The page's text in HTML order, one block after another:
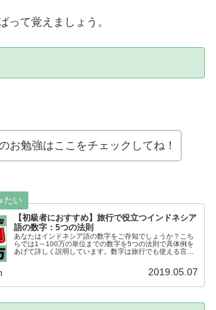
って覚えましょう。
お勉強はここをチェックしてね！
【初級者におすすめ】旅行で役立つインドネシア
語の数字：5つの法則
あなたはインドネシア語の数字をご存知でしょうか？こち
らでは1～100万の単位までの数字を5つの法則で具体例を
あげて詳しく説明しています。数字は旅行でも使える言葉
2019.05.07